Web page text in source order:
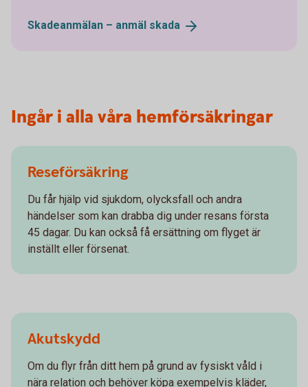
Skadeanmälan – anmäl skada
Ingår i alla våra hemförsäkringar
Reseförsäkring
Du får hjälp vid sjukdom, olycksfall och andra
händelser som kan drabba dig under resans första
45 dagar. Du kan också få ersättning om flyget är
inställt eller försenat.
Akutskydd
Om du flyr från ditt hem på grund av fysiskt våld i
nära relation och behöver köpa exempelvis kläder,